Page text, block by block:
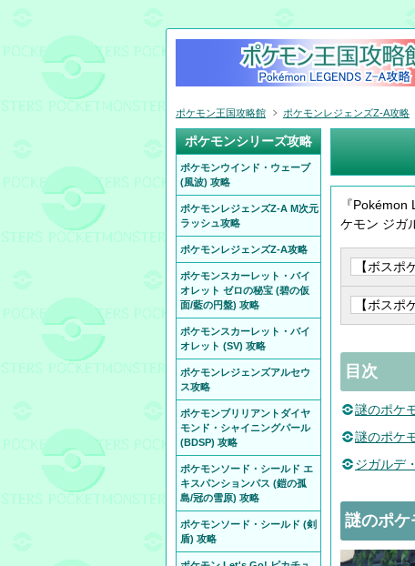
『
ケモン ジガ
目次
謎のポケ
謎のポケ
ジガルデ
謎のポケ
ポケモン王国攻略館 ポケモンレジェンズZ-A攻略
ポケモンシリーズ攻略
ポケモンウインド・ウェーブ
(風波) 攻略
ポケモンレジェンズZ-A M次元
ラッシュ攻略
ポケモンレジェンズZ-A攻略
ポケモンスカーレット・バイ
オレット ゼロの秘宝 (碧の仮
面/藍の円盤) 攻略
ポケモンスカーレット・バイ
オレット (SV) 攻略
ポケモンレジェンズアルセウ
ス攻略
ポケモンブリリアントダイヤ
モンド・シャイニングパール
(BDSP) 攻略
ポケモンソード・シールド エ
キスパンションパス (鎧の孤
島/冠の雪原) 攻略
ポケモンソード・シールド (剣
盾) 攻略